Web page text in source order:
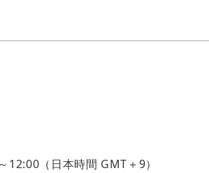
（日本時間 GMT＋9）